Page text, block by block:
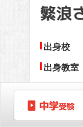
出身校
出身教室
理科の暗
結果を出